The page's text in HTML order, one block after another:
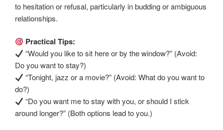
to hesitation or refusal, particularly in budding or ambiguous
relationships.
Practical Tips:
“Would you like to sit here or by the window?” (Avoid:
Do you want to stay?)
“Tonight, jazz or a movie?” (Avoid: What do you want to
do?)
“Do you want me to stay with you, or should I stick
around longer?” (Both options lead to you.)